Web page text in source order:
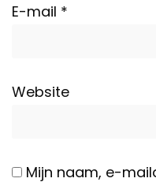
E-mail *
Website
Mijn naam, e-